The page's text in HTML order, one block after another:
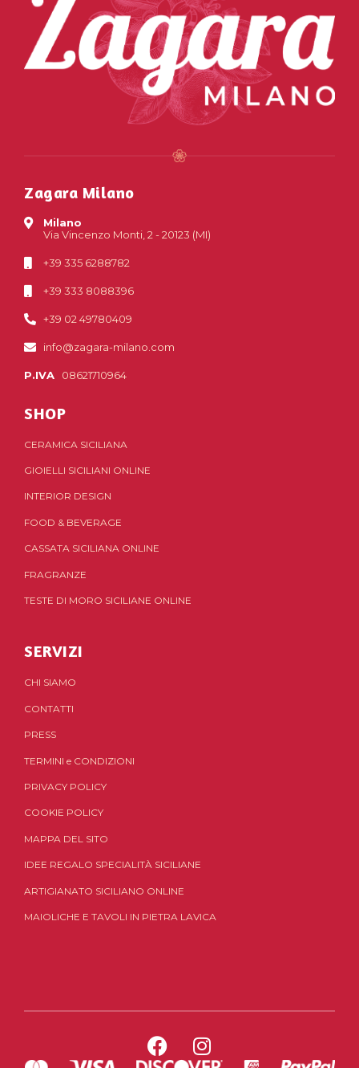
Zagara Milano
Milano
Via Vincenzo Monti, 2 - 20123 (MI)
+39 335 6288782
+39 333 8088396
+39 02 49780409
info@zagara-milano.com
P.IVA 08621710964
SHOP
CERAMICA SICILIANA
GIOIELLI SICILIANI ONLINE
INTERIOR DESIGN
FOOD & BEVERAGE
CASSATA SICILIANA ONLINE
FRAGRANZE
TESTE DI MORO SICILIANE ONLINE
SERVIZI
CHI SIAMO
CONTATTI
PRESS
TERMINI e CONDIZIONI
PRIVACY POLICY
COOKIE POLICY
MAPPA DEL SITO
IDEE REGALO SPECIALITÀ SICILIANE
ARTIGIANATO SICILIANO ONLINE
MAIOLICHE E TAVOLI IN PIETRA LAVICA